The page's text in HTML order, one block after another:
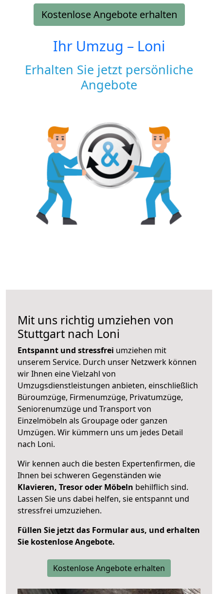
Kostenlose Angebote erhalten
Ihr Umzug – Loni
Erhalten Sie jetzt persönliche
Angebote
Mit uns richtig umziehen von
Stuttgart nach Loni
Entspannt und stressfrei umziehen mit
unserem Service. Durch unser Netzwerk können
wir Ihnen eine Vielzahl von
Umzugsdienstleistungen anbieten, einschließlich
Büroumzüge, Firmenumzüge, Privatumzüge,
Seniorenumzüge und Transport von
Einzelmöbeln als Groupage oder ganzen
Umzügen. Wir kümmern uns um jedes Detail
nach Loni.
Wir kennen auch die besten Expertenfirmen, die
Ihnen bei schweren Gegenständen wie
Klavieren, Tresor oder Möbeln behilflich sind.
Lassen Sie uns dabei helfen, sie entspannt und
stressfrei umzuziehen.
Füllen Sie jetzt das Formular aus, und erhalten
Sie kostenlose Angebote.
Kostenlose Angebote erhalten